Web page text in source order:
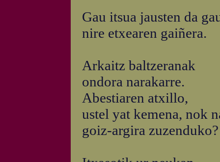
Gau itsua jausten da
nire etxearen gaiñera.
Arkaitz baltzeranak
ondora narakarre.
Abestiaren atxillo,
ustel yat kemena, nok
goiz-argira zuzenduko?